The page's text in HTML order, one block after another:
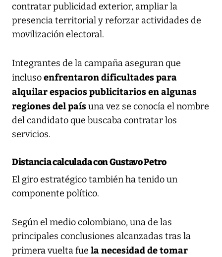
contratar publicidad exterior, ampliar la
presencia territorial y reforzar actividades de
movilización electoral.
Integrantes de la campaña aseguran que
inclusoenfrentaron dificultades para
alquilar espacios publicitarios en algunas
regiones del paísuna vez se conocía el nombre
del candidato que buscaba contratar los
servicios.
Distancia calculada con Gustavo Petro
El giro estratégico también ha tenido un
componente político.
Según el medio colombiano, una de las
principales conclusiones alcanzadas tras la
primera vuelta fue la necesidad de tomar